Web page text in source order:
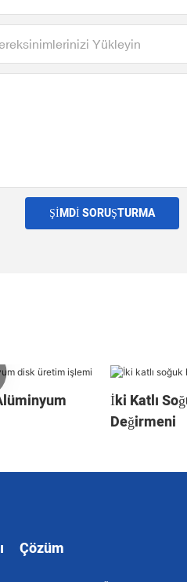
Yükleyin
ŞIMDI SORUŞTURMA
İki Katlı
Değirmeni
Çözüm